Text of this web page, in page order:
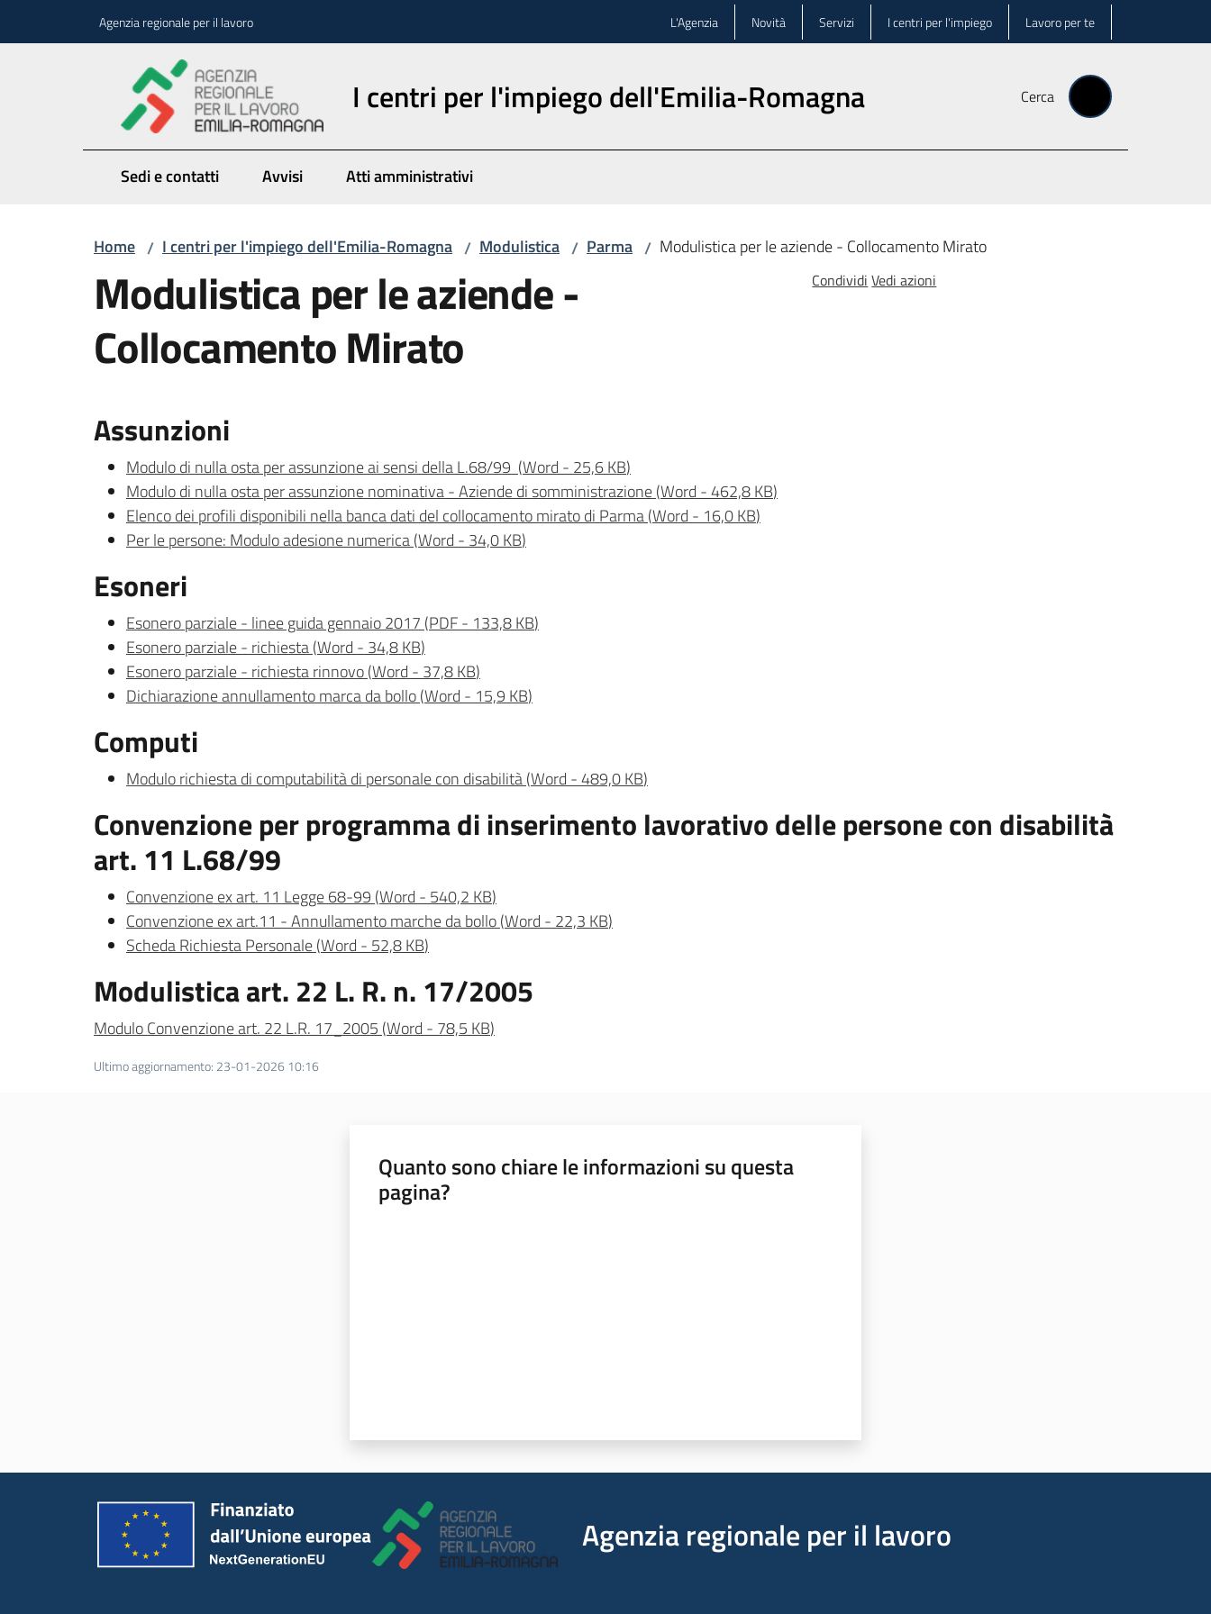
Agenzia regionale per il lavoro L'Agenzia Novità Servizi I centri per l'impiego Lavoro per te
I centri per l'impiego dell'Emilia-Romagna Cerca
Sedi e contatti Avvisi Atti amministrativi
Home / I centri per l'impiego dell'Emilia-Romagna / Modulistica / Parma / Modulistica per le aziende - Collocamento Mirato
Modulistica per le aziende -
Collocamento Mirato
Condividi Vedi azioni
Assunzioni
Modulo di nulla osta per assunzione ai sensi della L.68/99 (Word - 25,6 KB)
Modulo di nulla osta per assunzione nominativa - Aziende di somministrazione(Word -462,8 KB)
Elenco dei profili disponibili nella banca dati del collocamento mirato di Parma(Word - 16,0 KB)
Per le persone: Modulo adesione numerica(Word - 34,0 KB)
Esoneri
Esonero parziale - linee guida gennaio 2017 (PDF- 133,8 KB)
Esonero parziale - richiesta(Word - 34,8 KB)
Esonero parziale - richiesta rinnovo(Word - 37,8 KB)
Dichiarazione annullamento marca da bollo(Word - 15,9 KB)
Computi
Modulo richiesta di computabilità di personale con disabilità(Word -489,0 KB)
Convenzione per programma di inserimento lavorativo delle persone con disabilità
art. 11 L.68/99
Convenzione ex art. 11 Legge 68-99 (Word - 540,2 KB)
Convenzione ex art.11 - Annullamento marche da bollo(Word - 22,3 KB)
Scheda Richiesta Personale(Word - 52,8 KB)
Modulistica art. 22 L. R. n. 17/2005
Modulo Convenzione art. 22 L.R. 17_2005 (Word - 78,5 KB)
Ultimo aggiornamento: 23-01-2026 10:16
Quanto sono chiare le informazioni su questa
pagina?
Agenzia regionale per il lavoro